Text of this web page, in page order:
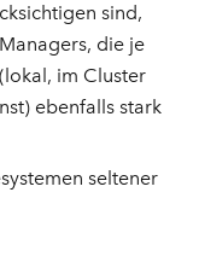
sind,
die je
im Cluster
ebenfalls stark
seltener